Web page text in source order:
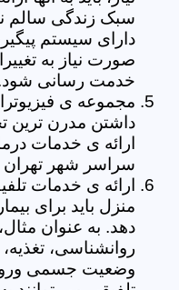
سبک زندگی سالم
دارای سیستم
صورت نیاز به
خدمت رسانی
مجموعه ی
داشتن مدرن ترین
ارائه ی خدمات
سراسر شهر
ارائه ی خدمات
منزل باید برای
دهد. به عنوان
روانشناسی،
وضعیت جسمی